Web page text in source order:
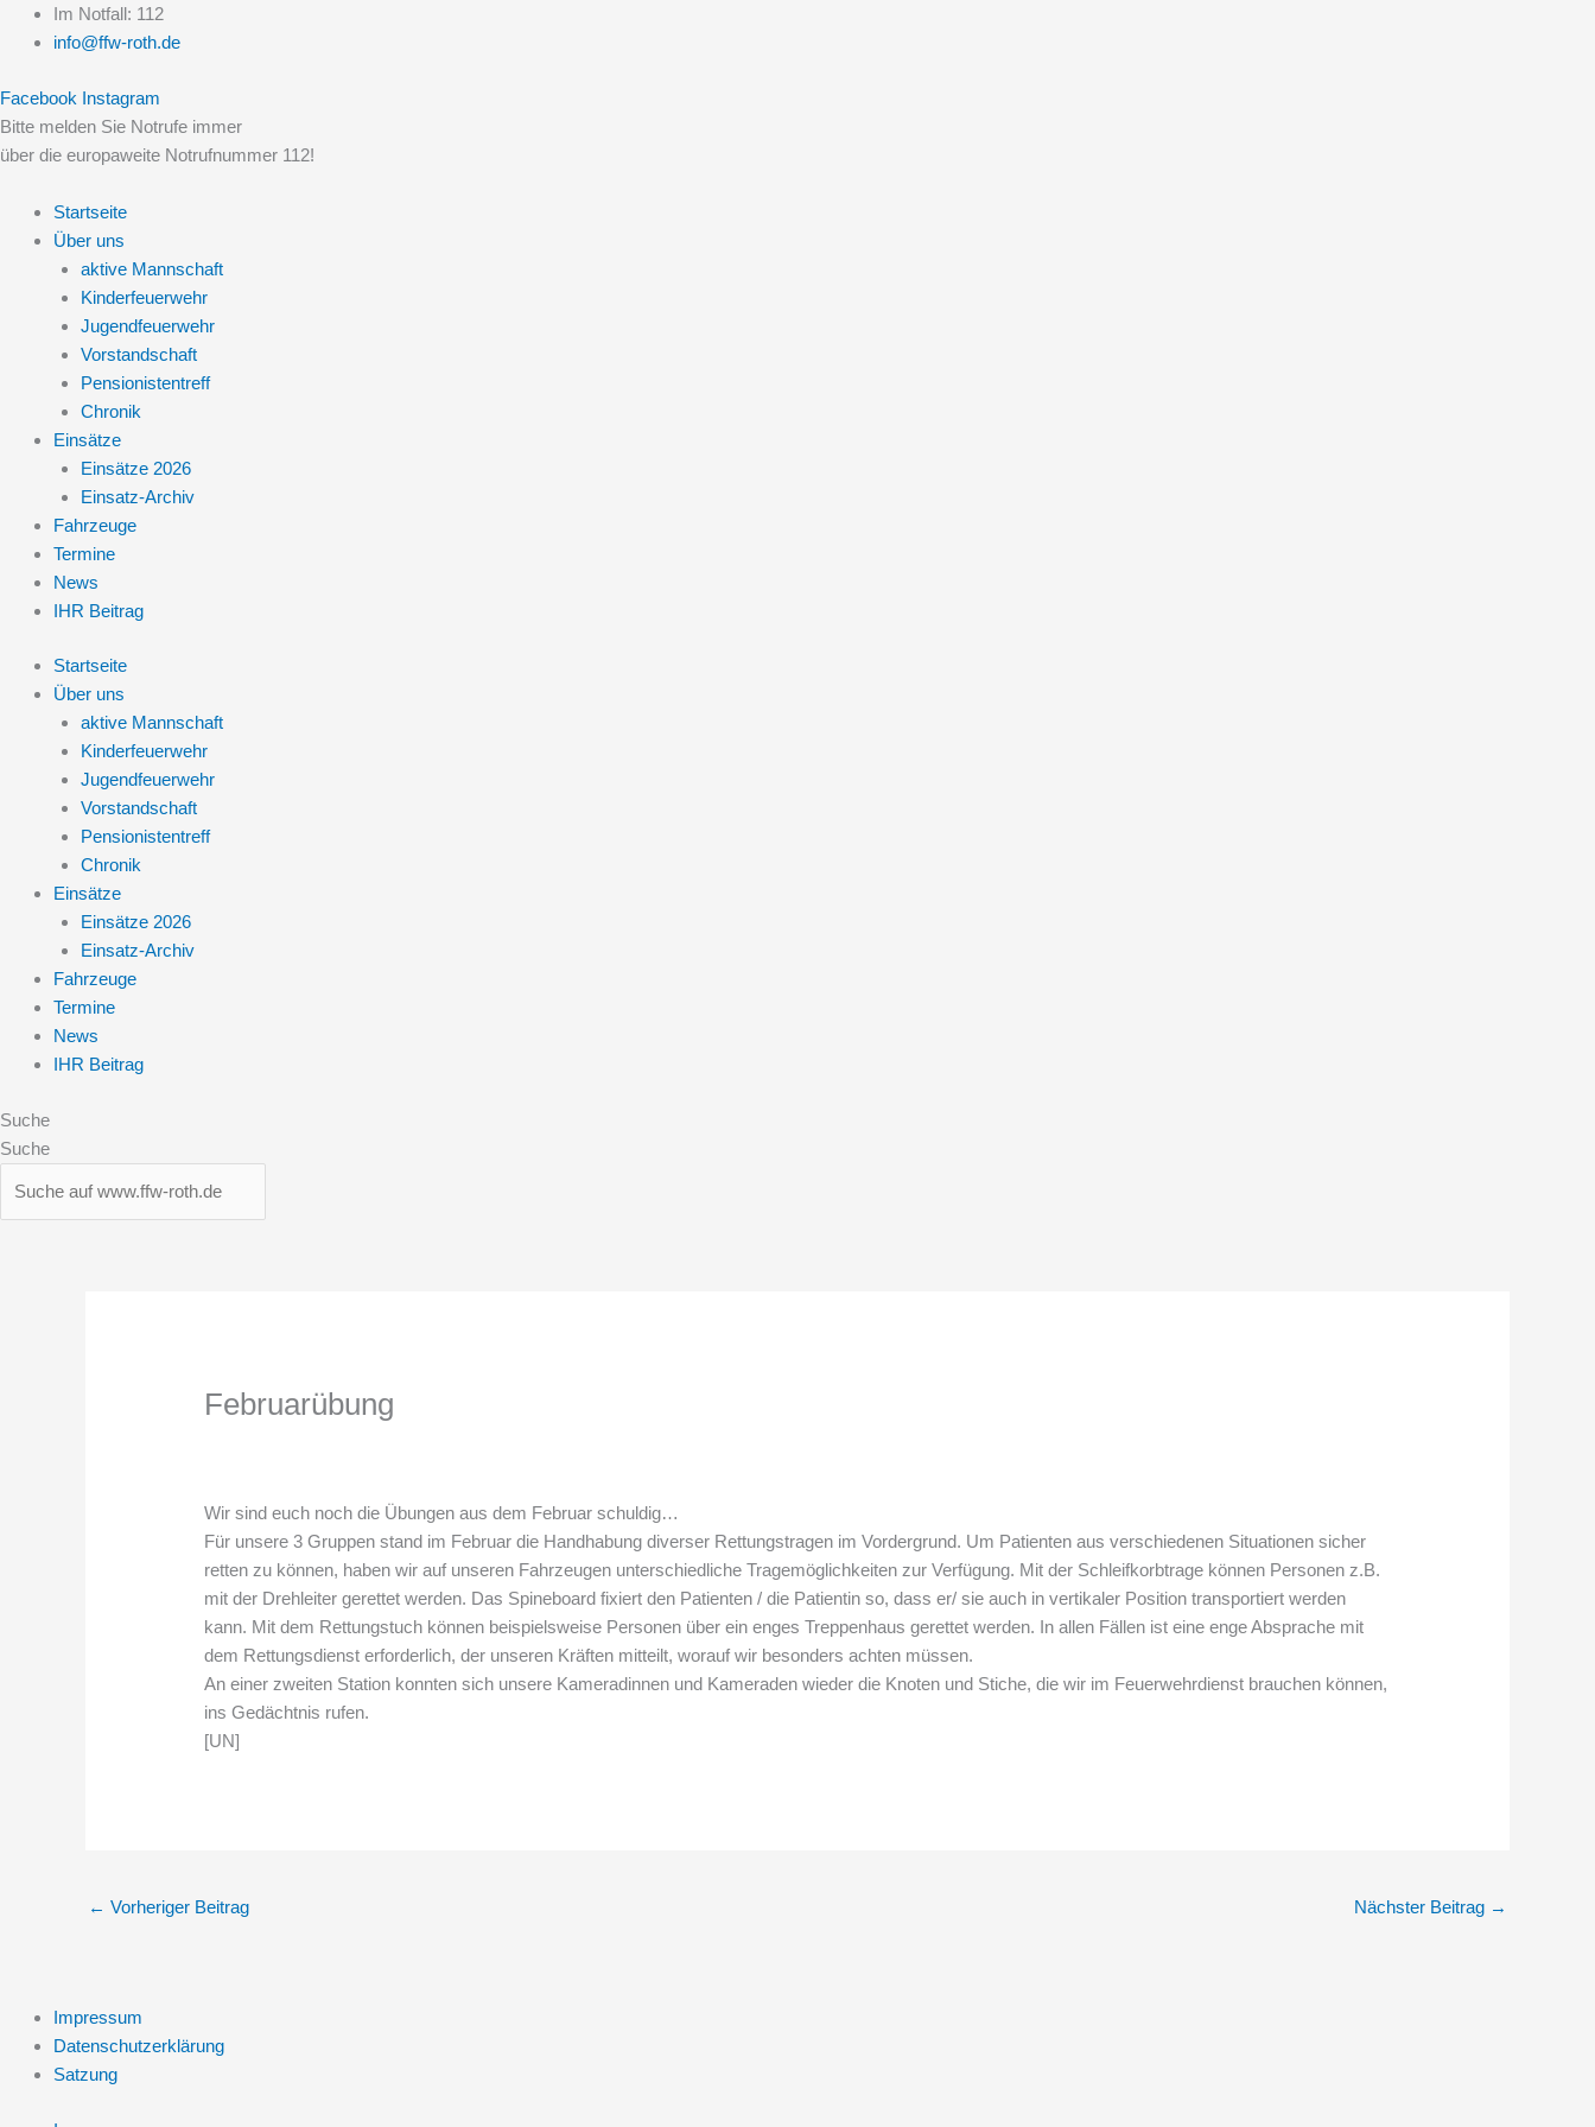
Inhalt
Im Notfall: 112
info@ffw-roth.de
Facebook Instagram
Bitte melden Sie Notrufe immer
über die europaweite Notrufnummer 112!
Startseite
Über uns
aktive Mannschaft
Kinderfeuerwehr
Jugendfeuerwehr
Vorstandschaft
Pensionistentreff
Chronik
Einsätze
Einsätze 2026
Einsatz-Archiv
Fahrzeuge
Termine
News
IHR Beitrag
Startseite
Über uns
aktive Mannschaft
Kinderfeuerwehr
Jugendfeuerwehr
Vorstandschaft
Pensionistentreff
Chronik
Einsätze
Einsätze 2026
Einsatz-Archiv
Fahrzeuge
Termine
News
IHR Beitrag
Suche
Suche
Februarübung
Wir sind euch noch die Übungen aus dem Februar schuldig…
Für unsere 3 Gruppen stand im Februar die Handhabung diverser Rettungstragen im Vordergrund. Um Patienten aus verschiedenen Situationen sicher
retten zu können, haben wir auf unseren Fahrzeugen unterschiedliche Tragemöglichkeiten zur Verfügung. Mit der Schleifkorbtrage können Personen z.B.
mit der Drehleiter gerettet werden. Das Spineboard fixiert den Patienten / die Patientin so, dass er/ sie auch in vertikaler Position transportiert werden
kann. Mit dem Rettungstuch können beispielsweise Personen über ein enges Treppenhaus gerettet werden. In allen Fällen ist eine enge Absprache mit
dem Rettungsdienst erforderlich, der unseren Kräften mitteilt, worauf wir besonders achten müssen.
An einer zweiten Station konnten sich unsere Kameradinnen und Kameraden wieder die Knoten und Stiche, die wir im Feuerwehrdienst brauchen können,
ins Gedächtnis rufen.
[UN]
← Vorheriger Beitrag Nächster Beitrag →
Impressum
Datenschutzerklärung
Satzung